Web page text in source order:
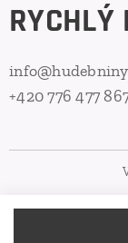
RYCHLÝ
+420 776 477